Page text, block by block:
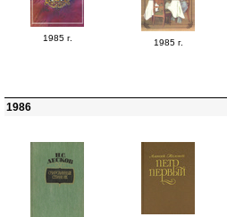
1985 г. 1985 г.
1986